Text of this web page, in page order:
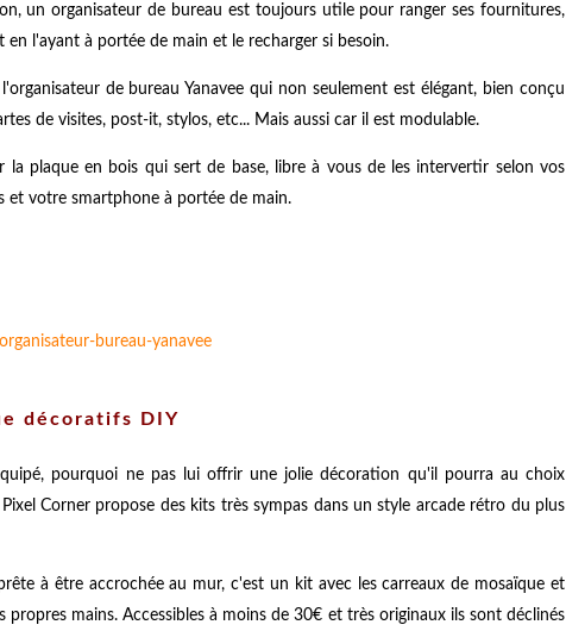
un organisateur de bureau est toujours utile pour ranger ses fournitures,
l'ayant à portée de main et le recharger si besoin.
de bureau Yanavee qui non seulement est élégant, bien conçu
de visites, post-it, stylos, etc... Mais aussi car il est modulable.
la plaque en bois qui sert de base, libre à vous de les intervertir selon vos
et votre smartphone à portée de main.
décoratifs DIY
pourquoi ne pas lui offrir une jolie décoration qu'il pourra au choix
Corner propose des kits très sympas dans un style arcade rétro du plus
à être accrochée au mur, c'est un kit avec les carreaux de mosaïque et
mains. Accessibles à moins de 30€ et très originaux ils sont déclinés